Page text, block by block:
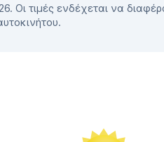
Οι τιμές ενδέχεται να